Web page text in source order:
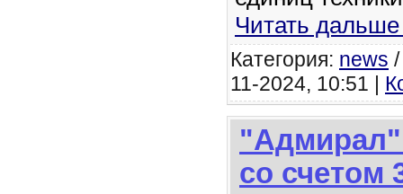
Читать
Категория: news
11-2024, 10:51 |
со счетом